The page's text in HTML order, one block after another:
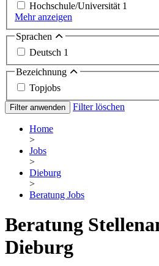
Hochschule/Universität 1
Mehr anzeigen
Sprachen
Deutsch 1
Bezeichnung
Topjobs
Filter anwenden Filter löschen
Home
>
Jobs
>
Dieburg
>
Beratung Jobs
Beratung
Dieburg